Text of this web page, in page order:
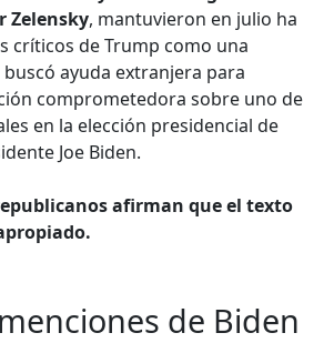
Zelensky, mantuvieron en julio ha
críticos de Trump como una
ayuda extranjera para
comprometedora sobre uno de
en la elección presidencial de
Joe Biden.
afirman que el texto
de Biden